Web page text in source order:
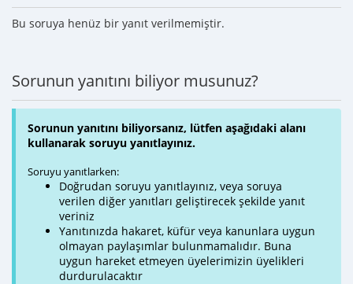
Bu soruya henüz bir yanıt verilmemiştir.
Sorunun yanıtını biliyor musunuz?
Sorunun yanıtını biliyorsanız, lütfen aşağıdaki alanı
kullanarak soruyu yanıtlayınız.
Soruyu yanıtlarken:
Doğrudan soruyu yanıtlayınız, veya soruya
verilen diğer yanıtları geliştirecek şekilde yanıt
veriniz
Yanıtınızda hakaret, küfür veya kanunlara uygun
olmayan paylaşımlar bulunmamalıdır. Buna
uygun hareket etmeyen üyelerimizin üyelikleri
durdurulacaktır